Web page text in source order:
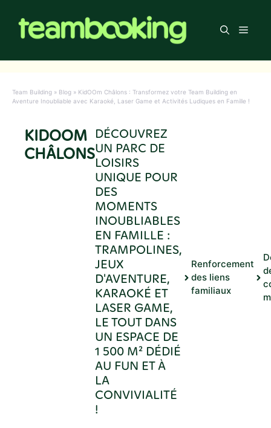
contenu
Menu
Team Building » Blog » KidOOm Châlons : Transformez votre Team Building en
Aventure Inoubliable avec Karaoké, Laser Game et Activités Ludiques en Famille !
KIDOOM
CHÂLONS
DÉCOUVREZ
UN PARC DE
LOISIRS
UNIQUE POUR
DES
MOMENTS
INOUBLIABLES
EN FAMILLE :
TRAMPOLINES,
JEUX
D'AVENTURE,
KARAOKÉ ET
LASER GAME,
LE TOUT DANS
UN ESPACE DE
1 500 M² DÉDIÉ
AU FUN ET À
LA
CONVIVIALITÉ
!
Renforcement
des liens
familiaux